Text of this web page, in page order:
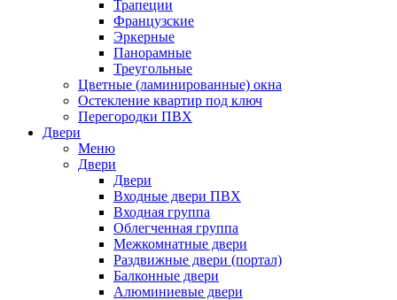
Трапеции
Французские
Эркерные
Панорамные
Треугольные
Цветные (ламинированные) окна
Остекление квартир под ключ
Перегородки ПВХ
Двери
Меню
Двери
Двери
Входные двери ПВХ
Входная группа
Облегченная группа
Межкомнатные двери
Раздвижные двери (портал)
Балконные двери
Алюминиевые двери